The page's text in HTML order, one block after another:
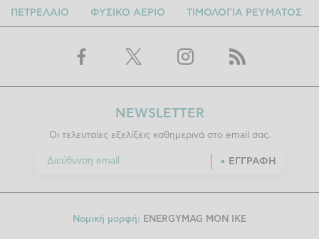
ΠΕΤΡΕΛΑΙΟ ΦΥΣΙΚΟ ΑΕΡΙΟ ΤΙΜΟΛΟΓΙΑ ΡΕΥΜΑΤΟΣ
NEWSLETTER
Οι τελευταίες εξελίξεις καθημερινά στο email σας.
ΕΓΓΡΑΦΗ
Νομική μορφή: ENERGYMAG MON IKE